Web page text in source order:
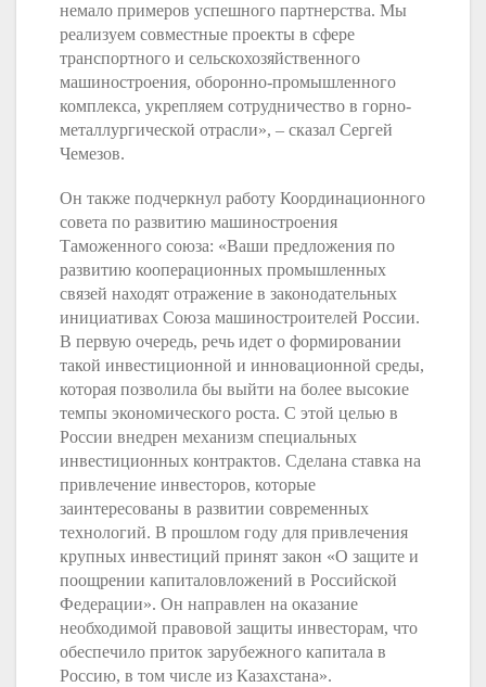
немало примеров успешного партнерства. Мы
реализуем совместные проекты в сфере
транспортного и сельскохозяйственного
машиностроения, оборонно-промышленного
комплекса, укрепляем сотрудничество в горно-
металлургической отрасли», – сказал Сергей
Чемезов.
Он также подчеркнул работу Координационного
совета по развитию машиностроения
Таможенного союза: «Ваши предложения по
развитию кооперационных промышленных
связей находят отражение в законодательных
инициативах Союза машиностроителей России.
В первую очередь, речь идет о формировании
такой инвестиционной и инновационной среды,
которая позволила бы выйти на более высокие
темпы экономического роста. С этой целью в
России внедрен механизм специальных
инвестиционных контрактов. Сделана ставка на
привлечение инвесторов, которые
заинтересованы в развитии современных
технологий. В прошлом году для привлечения
крупных инвестиций принят закон «О защите и
поощрении капиталовложений в Российской
Федерации». Он направлен на оказание
необходимой правовой защиты инвесторам, что
обеспечило приток зарубежного капитала в
Россию, в том числе из Казахстана».